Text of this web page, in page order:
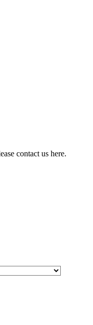
contact us here.